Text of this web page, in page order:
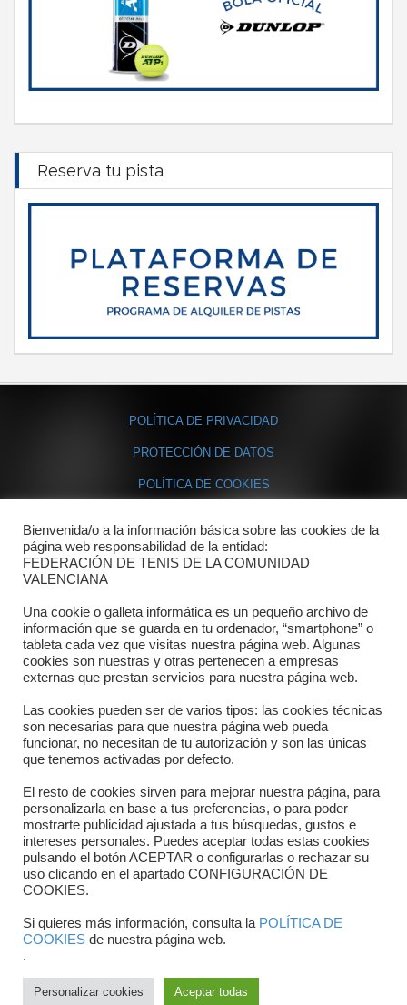
Reserva tu pista
POLÍTICA DE PRIVACIDAD
PROTECCIÓN DE DATOS
POLÍTICA DE COOKIES
Contacto
Dónde estamos
Directorio departamentos
Horario
Formulario de contacto
Copyright © 2025 FTCV
Bienvenida/o a la información básica sobre las cookies de la
página web responsabilidad de la entidad:
FEDERACIÓN DE TENIS DE LA COMUNIDAD
VALENCIANA
Una cookie o galleta informática es un pequeño archivo de
información que se guarda en tu ordenador, “smartphone” o
tableta cada vez que visitas nuestra página web. Algunas
cookies son nuestras y otras pertenecen a empresas
externas que prestan servicios para nuestra página web.
Las cookies pueden ser de varios tipos: las cookies técnicas
son necesarias para que nuestra página web pueda
funcionar, no necesitan de tu autorización y son las únicas
que tenemos activadas por defecto.
El resto de cookies sirven para mejorar nuestra página, para
personalizarla en base a tus preferencias, o para poder
mostrarte publicidad ajustada a tus búsquedas, gustos e
intereses personales. Puedes aceptar todas estas cookies
pulsando el botón ACEPTAR o configurarlas o rechazar su
uso clicando en el apartado CONFIGURACIÓN DE
COOKIES.
Si quieres más información, consulta la POLÍTICA DE
COOKIES de nuestra página web.
.
Personalizar cookies Aceptar todas